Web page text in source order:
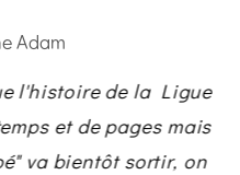
Adam
l'histoire de la Ligue
et de pages mais
va bientôt sortir, on